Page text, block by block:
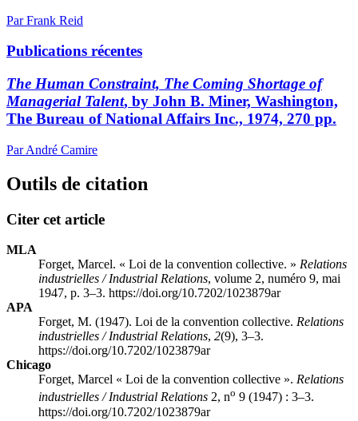
Par Frank Reid
Publications récentes
The Human Constraint, The Coming Shortage of
Managerial Talent, by John B. Miner, Washington,
The Bureau of National Affairs Inc., 1974, 270 pp.
Par André Camire
Outils de citation
Citer cet article
MLA
Forget, Marcel. « Loi de la convention collective. » Relations
industrielles / Industrial Relations, volume 2, numéro 9, mai
1947, p. 3–3. https://doi.org/10.7202/1023879ar
APA
Forget, M. (1947). Loi de la convention collective. Relations
industrielles / Industrial Relations, 2(9), 3–3.
https://doi.org/10.7202/1023879ar
Chicago
Forget, Marcel « Loi de la convention collective ». Relations
industrielles / Industrial Relations 2, no 9 (1947) : 3–3.
https://doi.org/10.7202/1023879ar